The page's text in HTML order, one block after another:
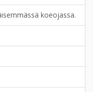
koeojassa.